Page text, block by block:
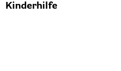
Kinderhilfe